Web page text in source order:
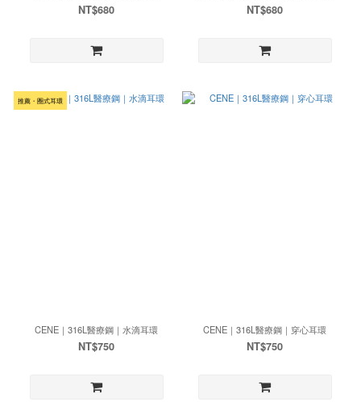
NT$680 NT$680
推薦・圈式耳環
CENE｜316L醫療鋼｜水滴耳環
NT$750
CENE｜316L醫療鋼｜穿心耳環
NT$750